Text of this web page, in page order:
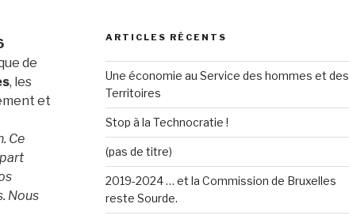
de
, les
et
Ce
Nous
ARTICLES RÉCENTS
Une économie au Service des hommes et des
Territoires
Stop à la Technocratie !
(pas de titre)
2019-2024 … et la Commission de Bruxelles
reste Sourde.